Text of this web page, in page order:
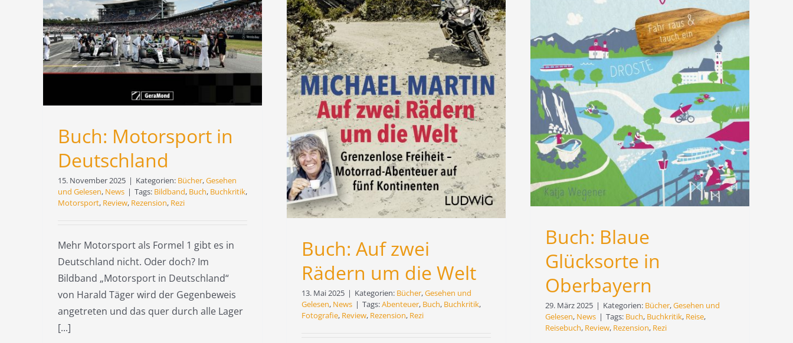
Buch: Motorsport in
Deutschland
15. November 2025 | Kategorien: Bücher,Gesehen
und Gelesen, News | Tags: Bildband, Buch, Buchkritik,
Motorsport, Review, Rezension, Rezi
Mehr Motorsport als Formel 1 gibt es in
Deutschland nicht. Oder doch? Im
Bildband „Motorsport in Deutschland“
von Harald Täger wird der Gegenbeweis
angetreten und das quer durch alle Lager
[...]
Buch: Auf zwei Rädern
um die Welt
Buch: Auf zwei
Rädern um die Welt
13. Mai 2025 | Kategorien: Bücher,Gesehen und
Gelesen, News | Tags:Abenteuer, Buch, Buchkritik,
Fotografie, Review, Rezension, Rezi
Buch: Blaue
Glücksorte in
Oberbayern
Bücher Gesehen und Gelesen News
Buch: Blaue
Glücksorte in
Oberbayern
29. März 2025 | Kategorien: Bücher,Gesehen und
Gelesen, News | Tags: Buch, Buchkritik, Reise,
Reisebuch, Review, Rezension, Rezi